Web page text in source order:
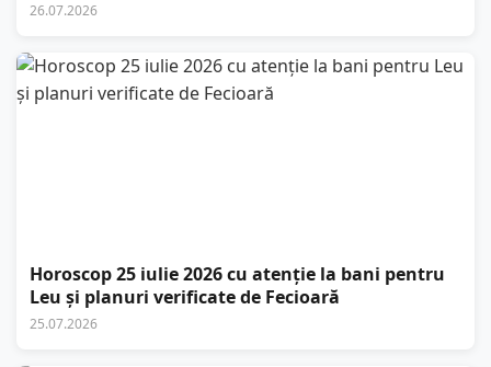
26.07.2026
Horoscop 25 iulie 2026 cu atenție la bani pentru
Leu și planuri verificate de Fecioară
25.07.2026